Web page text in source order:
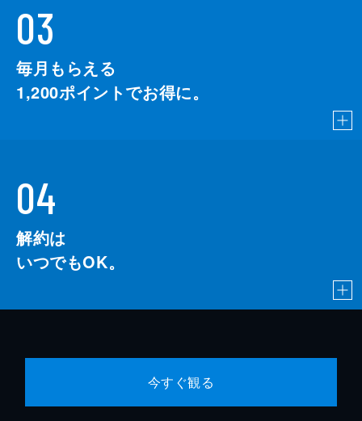
03
毎月もらえる
1,200ポイントでお得に。
04
解約は
いつでもOK。
今すぐ観る